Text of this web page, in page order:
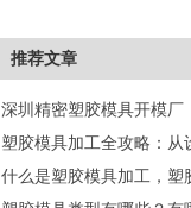
推荐文章
什么是塑胶模具加工，塑